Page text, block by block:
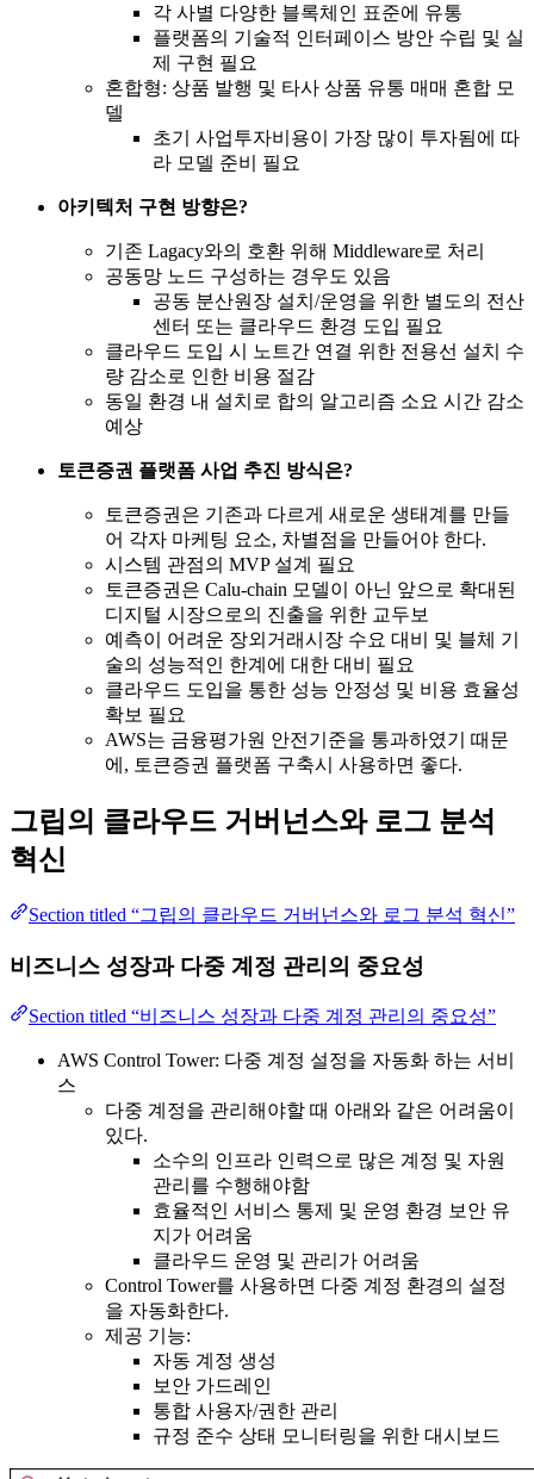
각 사별 다양한 블록체인 표준에 유통
플랫폼의 기술적 인터페이스 방안 수립 및 실
제 구현 필요
혼합형: 상품 발행 및 타사 상품 유통 매매 혼합 모
델
초기 사업투자비용이 가장 많이 투자됨에 따
라 모델 준비 필요
아키텍처 구현 방향은?
기존 Lagacy와의 호환 위해 Middleware로 처리
공동망 노드 구성하는 경우도 있음
공동 분산원장 설치/운영을 위한 별도의 전산
센터 또는 클라우드 환경 도입 필요
클라우드 도입 시 노트간 연결 위한 전용선 설치 수
량 감소로 인한 비용 절감
동일 환경 내 설치로 합의 알고리즘 소요 시간 감소
예상
토큰증권 플랫폼 사업 추진 방식은?
토큰증권은 기존과 다르게 새로운 생태계를 만들
어 각자 마케팅 요소, 차별점을 만들어야 한다.
시스템 관점의 MVP 설계 필요
토큰증권은 Calu-chain 모델이 아닌 앞으로 확대된
디지털 시장으로의 진출을 위한 교두보
예측이 어려운 장외거래시장 수요 대비 및 블체 기
술의 성능적인 한계에 대한 대비 필요
클라우드 도입을 통한 성능 안정성 및 비용 효율성
확보 필요
AWS는 금융평가원 안전기준을 통과하였기 때문
에, 토큰증권 플랫폼 구축시 사용하면 좋다.
그립의 클라우드 거버넌스와 로그 분석
혁신
Section titled “그립의 클라우드 거버넌스와 로그 분석 혁신”
비즈니스 성장과 다중 계정 관리의 중요성
Section titled “비즈니스 성장과 다중 계정 관리의 중요성”
AWS Control Tower: 다중 계정 설정을 자동화 하는 서비
스
다중 계정을 관리해야할 때 아래와 같은 어려움이
있다.
소수의 인프라 인력으로 많은 계정 및 자원
관리를 수행해야함
효율적인 서비스 통제 및 운영 환경 보안 유
지가 어려움
클라우드 운영 및 관리가 어려움
Control Tower를 사용하면 다중 계정 환경의 설정
을 자동화한다.
제공 기능:
자동 계정 생성
보안 가드레인
통합 사용자/권한 관리
규정 준수 상태 모니터링을 위한 대시보드